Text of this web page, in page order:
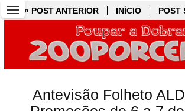
« POST ANTERIOR INÍCIO POST
Antevisão Folheto
« POST ANTERIOR INÍCIO POST